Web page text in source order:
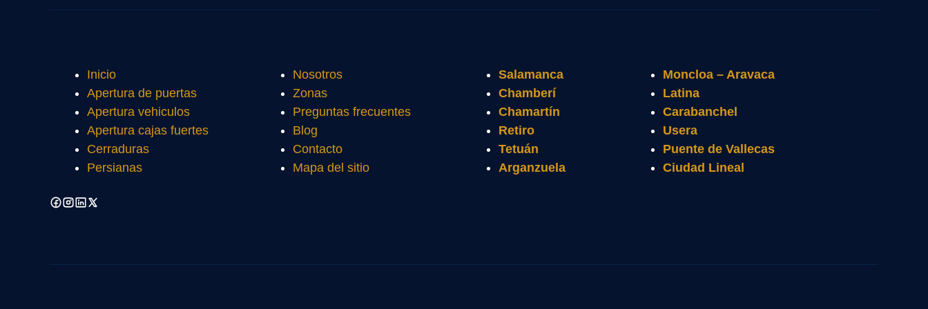
Inicio
Apertura de puertas
Apertura vehiculos
Apertura cajas fuertes
Cerraduras
Persianas
Nosotros
Zonas
Preguntas frecuentes
Blog
Contacto
Mapa del sitio
Salamanca
Chamberí
Chamartín
Retiro
Tetuán
Arganzuela
Moncloa – Aravaca
Latina
Carabanchel
Usera
Puente de Vallecas
Ciudad Lineal